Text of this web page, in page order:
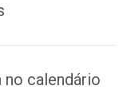
calendário